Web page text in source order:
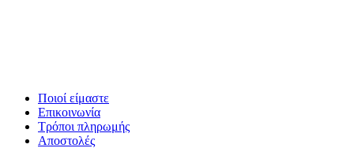
Ποιοί είμαστε
Επικοινωνία
Τρόποι πληρωμής
Αποστολές